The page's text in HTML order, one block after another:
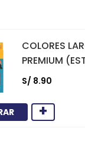
COLORES
PREMIUM
12)
S/ 8.90
+